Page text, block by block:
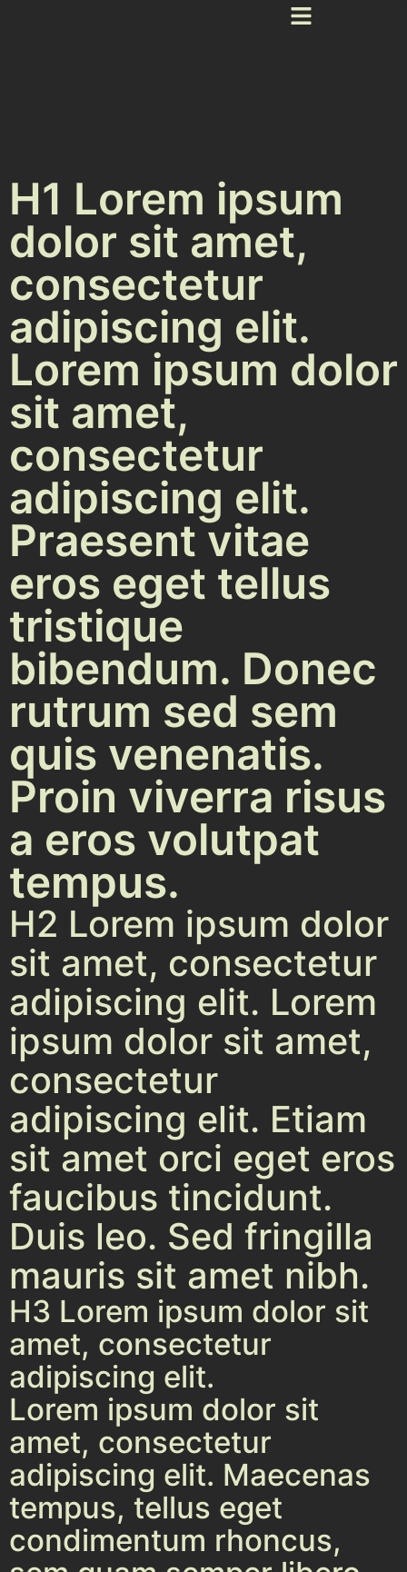
H1 Lorem ipsum
dolor sit amet,
consectetur
adipiscing elit.
Lorem ipsum dolor
sit amet,
consectetur
adipiscing elit.
Praesent vitae
eros eget tellus
tristique
bibendum. Donec
rutrum sed sem
quis venenatis.
Proin viverra risus
a eros volutpat
tempus.
H2 Lorem ipsum dolor
sit amet, consectetur
adipiscing elit. Lorem
ipsum dolor sit amet,
consectetur
adipiscing elit. Etiam
sit amet orci eget eros
faucibus tincidunt.
Duis leo. Sed fringilla
mauris sit amet nibh.
H3 Lorem ipsum dolor sit
amet, consectetur
adipiscing elit.
Lorem ipsum dolor sit
amet, consectetur
adipiscing elit. Maecenas
tempus, tellus eget
condimentum rhoncus,